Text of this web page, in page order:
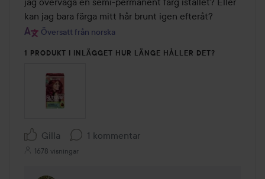
kan jag bara färga mitt hår brunt igen efteråt?
Översatt från norska
1 PRODUKT I INLÄGGET HUR LÄNGE HÅLLER DET?
Gilla 1 kommentar
1678 visningar